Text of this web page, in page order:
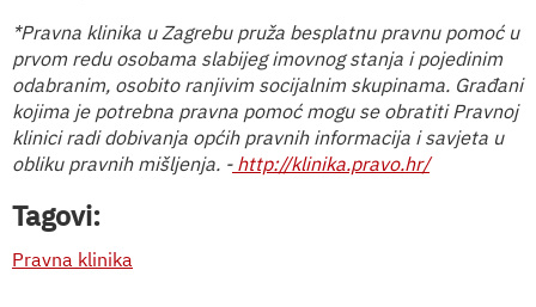
*Pravna klinika u Zagrebu pruža besplatnu pravnu pomoć u
prvom redu osobama slabijeg imovnog stanja i pojedinim
odabranim, osobito ranjivim socijalnim skupinama. Građani
kojima je potrebna pravna pomoć mogu se obratiti Pravnoj
klinici radi dobivanja općih pravnih informacija i savjeta u
obliku pravnih mišljenja. -http://klinika.pravo.hr/
Tagovi:
Pravna klinika